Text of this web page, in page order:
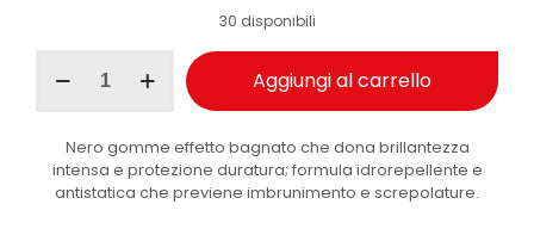
30 disponibili
Fra
Plus
nero
gomme
Aggiungi al carrello
Nero gomme effetto bagnato che dona brillantezza
intensa e protezione duratura; formula idrorepellente e
antistatica che previene imbrunimento e screpolature.